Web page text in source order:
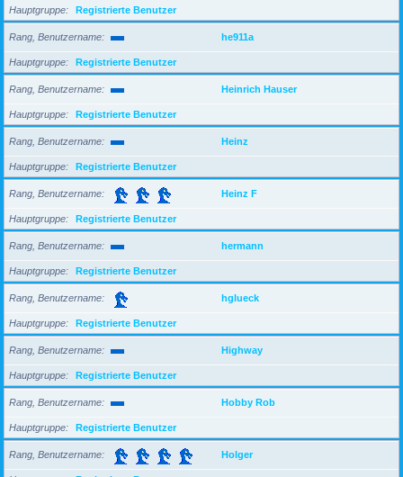
Hauptgruppe Registrierte Benutzer
Rang, Benutzername he911a
Hauptgruppe Registrierte Benutzer
Rang, Benutzername Heinrich Hauser
Hauptgruppe Registrierte Benutzer
Rang, Benutzername Heinz
Hauptgruppe Registrierte Benutzer
Rang, Benutzername Heinz F
Hauptgruppe Registrierte Benutzer
Rang, Benutzername hermann
Hauptgruppe Registrierte Benutzer
Rang, Benutzername hglueck
Hauptgruppe Registrierte Benutzer
Rang, Benutzername Highway
Hauptgruppe Registrierte Benutzer
Rang, Benutzername Hobby Rob
Hauptgruppe Registrierte Benutzer
Rang, Benutzername Holger